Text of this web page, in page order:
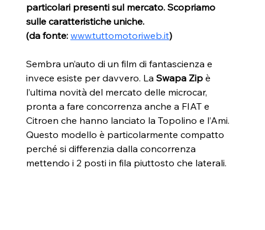
particolari presenti sul mercato. Scopriamo
sulle caratteristiche uniche.
(da fonte: www.tuttomotoriweb.it)
Sembra un’auto di un film di fantascienza e
invece esiste per davvero. La Swapa Zip è
l’ultima novità del mercato delle microcar,
pronta a fare concorrenza anche a FIAT e
Citroen che hanno lanciato la Topolino e l’Ami.
Questo modello è particolarmente compatto
perché si differenzia dalla concorrenza
mettendo i 2 posti in fila piuttosto che laterali.